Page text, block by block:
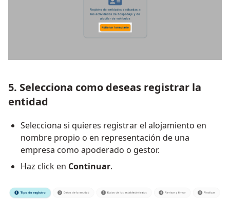
5. Selecciona como deseas registrar la
entidad
Selecciona si quieres registrar el alojamiento en
nombre propio o en representación de una
empresa como apoderado o gestor.
Haz click en Continuar.